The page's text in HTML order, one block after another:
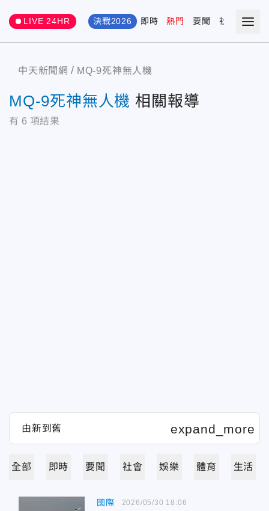
LIVE 24HR 決戰2026 即時 熱門 要聞 社會 娛樂
中天新聞網 MQ-9死神無人機
MQ-9死神無人機 相關報導
有 6 項結果
全部 即時 要聞 社會 娛樂 體育 生活
國際 2026/05/30 18:06